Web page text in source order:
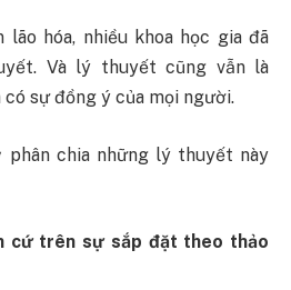
hóa, nhiều khoa học gia đã
Và lý thuyết cũng vẫn là
sự đồng ý của mọi người.
phân chia những lý thuyết này
cứ trên sự sắp đặt theo thảo